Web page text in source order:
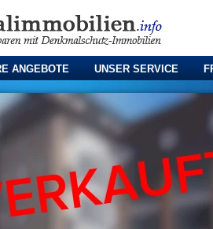
ANGEBOTE UNSER SERVICE